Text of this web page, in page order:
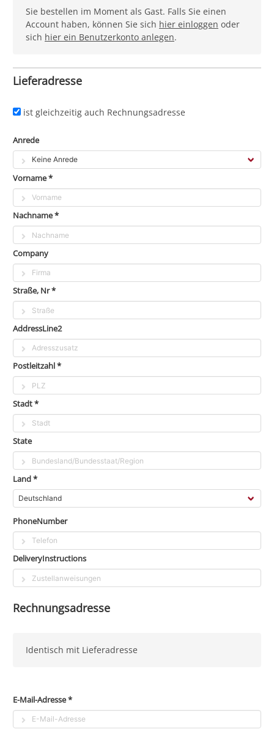
Sie bestellen im Moment als Gast. Falls Sie einen
Account haben, können Sie sich hier einloggen oder
sich hier ein Benutzerkonto anlegen.
Lieferadresse
ist gleichzeitig auch Rechnungsadresse
Anrede
Vorname *
Nachname *
Company
Straße, Nr *
AddressLine2
Postleitzahl *
Stadt *
State
Land *
PhoneNumber
DeliveryInstructions
Rechnungsadresse
Identisch mit Lieferadresse
E-Mail-Adresse *